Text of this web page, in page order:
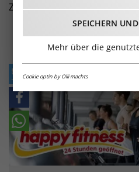
Ziele zu erreichen.
SPEICHERN UND
Mehr über die
Cookie optin by Olli machts